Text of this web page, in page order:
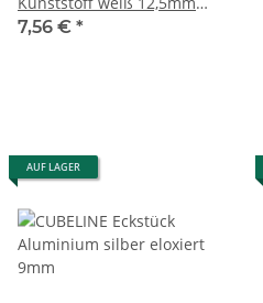
2,5m
7,56 € *
AUF LAGER